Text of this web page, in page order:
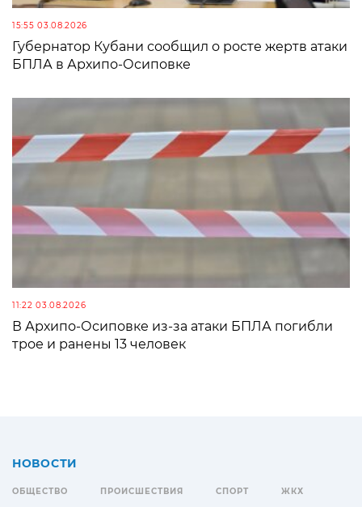
15:55 03.08.2026
Губернатор Кубани сообщил о росте жертв атаки
БПЛА в Архипо-Осиповке
11:22 03.08.2026
В Архипо-Осиповке из-за атаки БПЛА погибли
трое и ранены 13 человек
НОВОСТИ
ОБЩЕСТВО ПРОИСШЕСТВИЯ СПОРТ ЖКХ